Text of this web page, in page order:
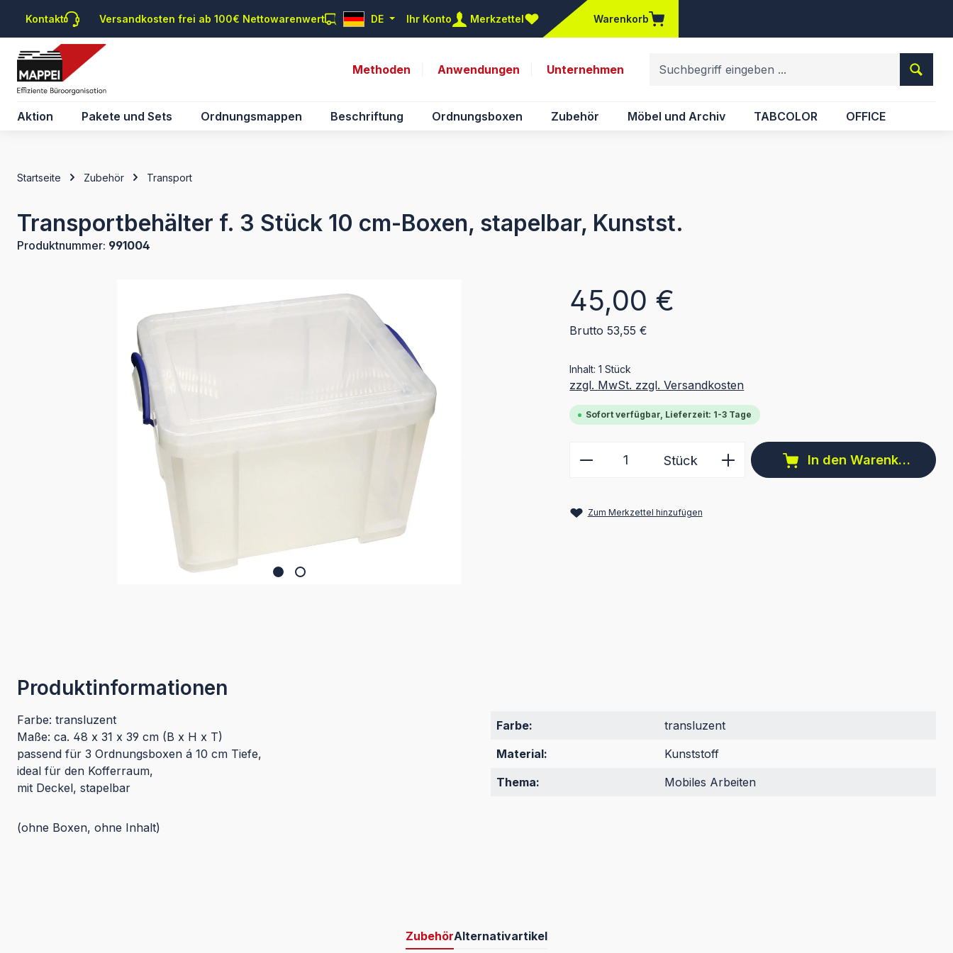
Hauptinhalt springen
Zur Suche springen
Zur Hauptnavigation springen
Kontakt Versandkosten frei ab 100€ Nettowarenwert DE Ihr Konto Merkzettel
Du hast 0 Produkte auf dem Merkzettel
Warenkorb
Methoden Anwendungen Unternehmen
Aktion Pakete und Sets Ordnungsmappen Beschriftung Ordnungsboxen Zubehör Möbel und Archiv TABCOLOR OFFICE
Startseite Zubehör Transport
Transportbehälter f. 3 Stück 10 cm-Boxen, stapelbar, Kunstst.
Produktnummer: 991004
Regulärer Preis:
45,00 €
Brutto 53,55 €
Inhalt:1 Stück
zzgl. MwSt. zzgl. Versandkosten
Sofort verfügbar, Lieferzeit: 1-3 Tage
Produkt Anzahl: Gib den gewünschten Wert
Stück In den Warenkorb
Zum Merkzettel hinzufügen
Produktinformationen
Farbe: transluzent
Maße: ca. 48 x 31 x 39 cm (B x H x T)
passend für 3 Ordnungsboxen á 10 cm Tiefe,
ideal für den Kofferraum,
mit Deckel, stapelbar
(ohne Boxen, ohne Inhalt)
Farbe:
transluzent
Material:
Kunststoff
Thema:
Mobiles Arbeiten
ZubehörAlternativartikel